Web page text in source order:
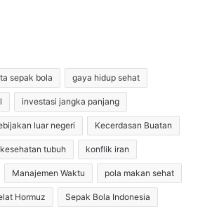
sepak bola gaya hidup sehat
investasi jangka panjang
luar negeri Kecerdasan Buatan
kesehatan tubuh konflik iran
Manajemen Waktu pola makan sehat
Hormuz Sepak Bola Indonesia